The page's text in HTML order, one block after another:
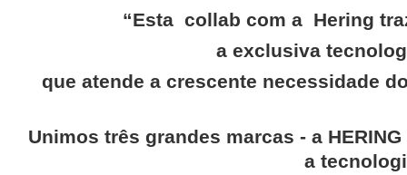
“Esta collab com a Hering
a exclusiva
que atende a crescente necessidade
Unimos três grandes marcas - a
a